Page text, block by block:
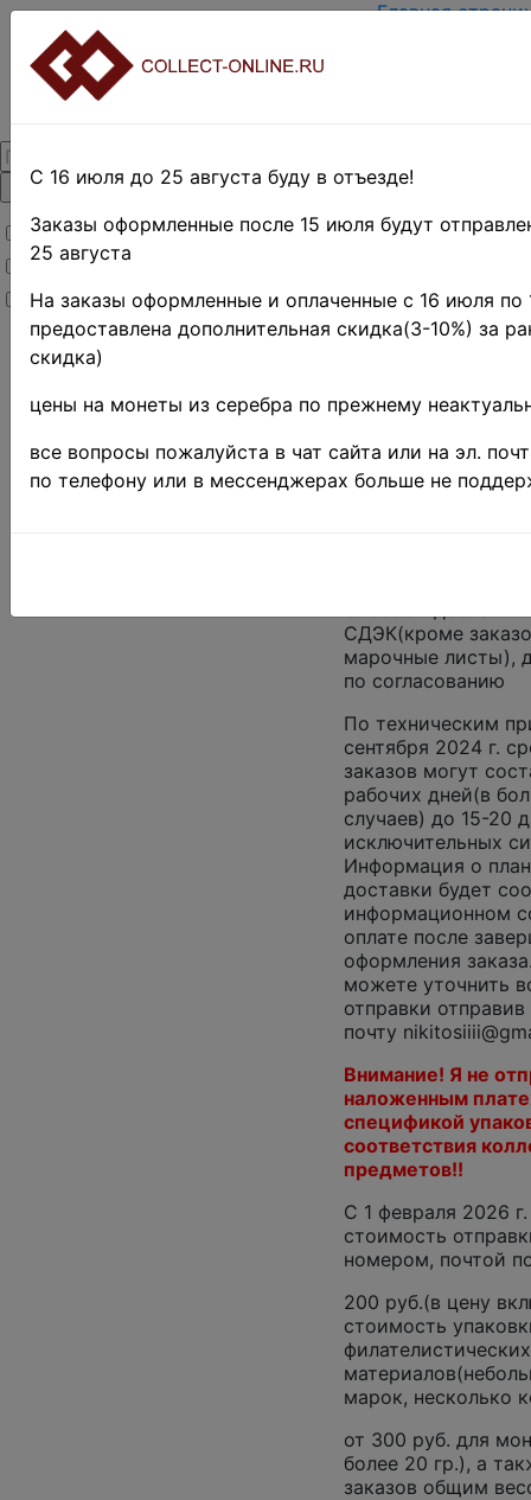
Товары со скидкой
Товары в наличии
Новинки
Главная
Оплата
Термины и
заказы!
быть
Белоруссию и РК.
могут быть
СДЭК(кроме
марочные листы),
по согласованию
По техническим
сентября 2024 г.
заказов могут
рабочих дней(в
случаев) до 15-20
исключительных
Информация о
доставки будет
информационном
оплате после
оформления
можете уточнить
отправки
почту
Внимание! Я не
наложенным
спецификой
соответствия
предметов!!
C 1 февраля 2026
стоимость
номером, почтой
200 руб.(в цену
стоимость
филателистических
марок, несколько
от 300 руб. для
более 20 гр.), а
заказов общим
С 16 июля до 25 августа буду в отъезде!
Заказы оформленные после 15 июля будут
25 августа
На заказы оформленные и оплаченные с 16 июля по
предоставлена дополнительная скидка(3-10%) за
скидка)
цены на монеты из серебра по прежнему
все вопросы пожалуйста в чат сайта или на эл.
по телефону или в мессенджерах больше не